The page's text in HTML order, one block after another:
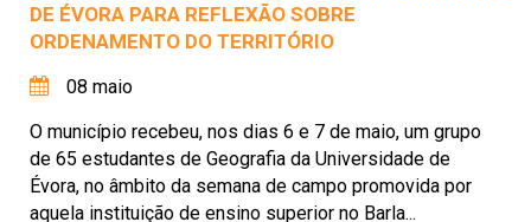
DE ÉVORA PARA REFLEXÃO SOBRE
ORDENAMENTO DO TERRITÓRIO
08 maio
O município recebeu, nos dias 6 e 7 de maio, um grupo
de 65 estudantes de Geografia da Universidade de
Évora, no âmbito da semana de campo promovida por
aquela instituição de ensino superior no Barla...